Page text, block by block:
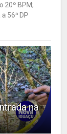
20º BPM;
56ª DP
na